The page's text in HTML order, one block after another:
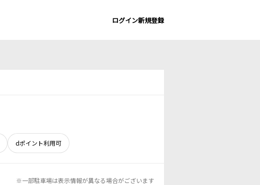
ログイン新規登録
dポイント利用可
※一部駐車場は表示情報が異なる場合がございます